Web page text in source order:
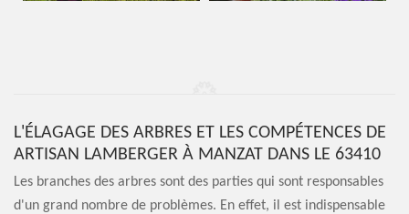
L'ÉLAGAGE DES ARBRES ET LES COMPÉTENCES DE
ARTISAN LAMBERGER À MANZAT DANS LE 63410
Les branches des arbres sont des parties qui sont responsables
d'un grand nombre de problèmes. En effet, il est indispensable